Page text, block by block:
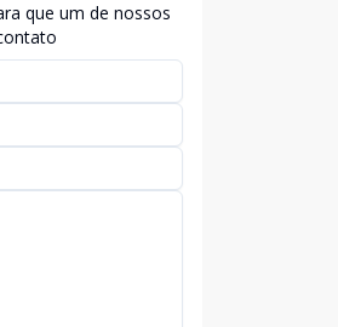
que um de nossos